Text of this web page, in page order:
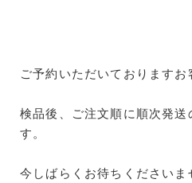
ご予約いただいておりますお
検品後、ご注文順に順次発送
す。
今しばらくお待ちくださいま